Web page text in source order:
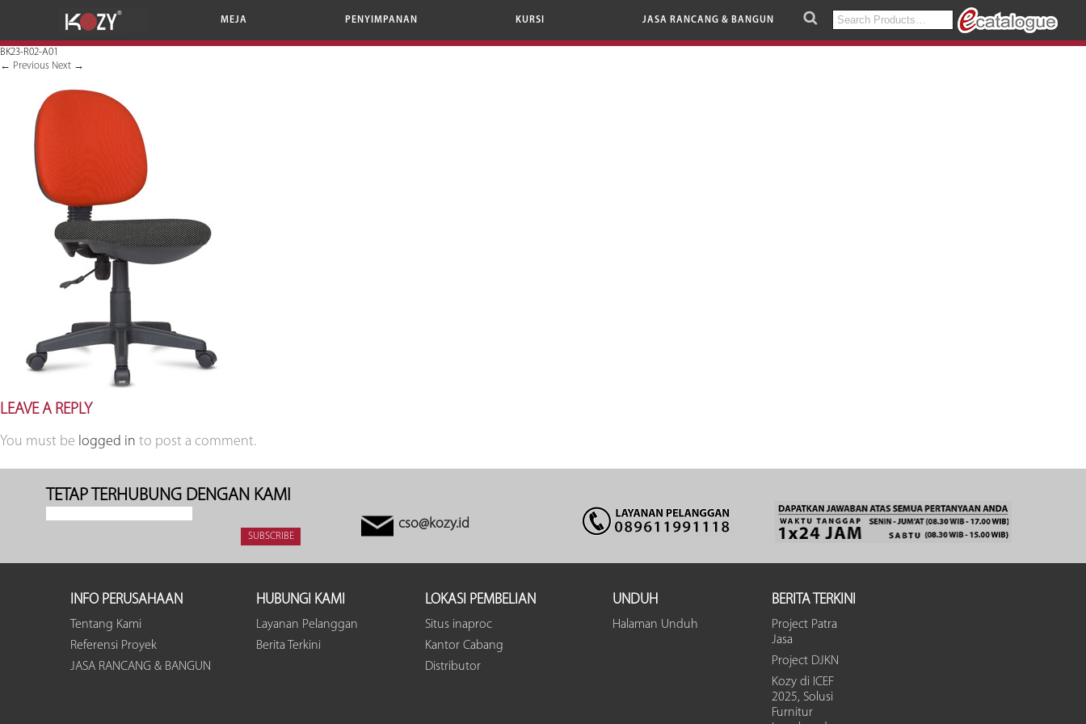
MEJA PENYIMPANAN KURSI JASA RANCANG & BANGUN
Search
BK23-R02-A01
← Previous Next →
LEAVE A REPLY
You must be logged in to post a comment.
TETAP TERHUBUNG DENGAN KAMI
cso@kozy.id
INFO PERUSAHAAN
Tentang Kami
Referensi Proyek
JASA RANCANG & BANGUN
HUBUNGI KAMI
Layanan Pelanggan
Berita Terkini
LOKASI PEMBELIAN
Situs inaproc
Kantor Cabang
Distributor
UNDUH
Halaman Unduh
BERITA TERKINI
Project Patra
Jasa
Project DJKN
Kozy di ICEF
2025, Solusi
Furnitur